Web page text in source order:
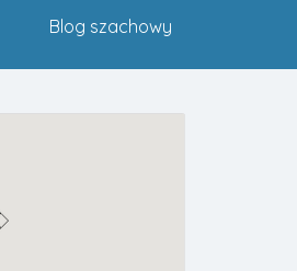
Blog szachowy